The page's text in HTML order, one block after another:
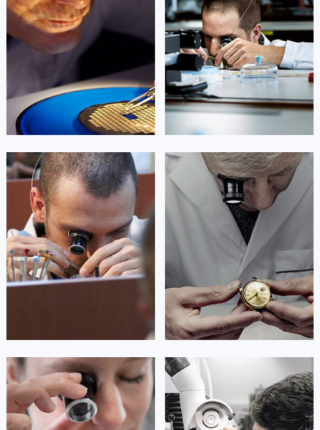
浙江省丽水市莲都区解放街劳力士售后服务中心（需提前预约）
浙江省宁波市江北区大闸南路500号来福士广场办公楼20层2009室劳力士售后服务中心（需提前预约）
浙江省衢州市柯城区上街劳力士售后服务中心（需提前预约）
浙江省绍兴市越城区胜利东路379号世茂天际中心写字楼8层805室劳力士售后服务中心（需提前预约）
浙江省舟山市定海区解放东路劳力士售后服务中心（需提前预约）
澳门特别行政区花地玛堂区关闸广场劳力士售后服务中心（需提前预约）
澳门特别行政区花王堂区大三巴商圈劳力士售后服务中心（需提前预约）
澳门省路氹城市金光大道劳力士售后服务中心（需提前预约）
福建省厦门市思明区湖滨东路95号万象城华润大厦B座11层1104室劳力士售后服务中心（需提前预约）
广东省潮州市潮安区新风路与潮汕路交汇处劳力士售后服务中心（需提前预约）
广东省广州市天河区天河路230号万菱汇国际中心A塔7层704室劳力士售后服务中心（需提前预约）
广东省广州市越秀区环市东路371-375号世界贸易中心大厦南塔15层1507室劳力士售后服务中心（需提前预约）
广东省河源市源城区越王大道劳力士售后服务中心（需提前预约）
广东省惠州市惠城区江北文昌一路7号华贸大厦1座30层3005室劳力士售后服务中心（需提前预约）
广东省江门市蓬江区广场西路劳力士售后服务中心（需提前预约）
广东省揭阳市榕城进贤门步行街劳力士售后服务中心（需提前预约）
(劳力士保养维修地点)
的高级技师之一
Beijing Rolex Maintain center
北京劳力士维修
(劳力士保养维修地点)
的高级技师之一
Shanghai Rolex Maintain center
 上海劳力士维修
艾德琳·亚历桑德拉
资深劳力士技师
是劳力士售后服务中心
(劳力士保养维修地点)
的高级技师之一
Guangzhou Rolex Maintain center
 广州劳力士维修
艾莉森·安吉莉亚
资深劳力士技师
是劳力士售后服务中心
(劳力士保养维修服务网点)
的高级技师之一
Shenzhen Rolex Maintain center
 深圳劳力士维修
安尼塔·阿普里尔
资深劳力士技师
是劳力士售后服务中心
(劳力士保养维修服务网点)
的高级技师之一
贝亚特·布兰奇
资深劳力士技师
是劳力士售后服务中心
(劳力士保养维修服务网点)
的高级技师之一